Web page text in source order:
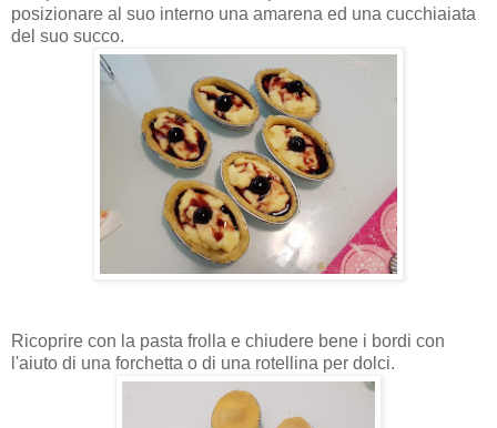
posizionare al suo interno una amarena ed una cucchiaiata
del suo succo.
Ricoprire con la pasta frolla e chiudere bene i bordi con
l'aiuto di una forchetta o di una rotellina per dolci.